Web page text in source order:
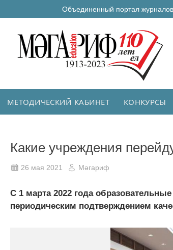
Объединенный портал
МЕТОДИЧЕСКИЙ КАБИНЕТ КОНКУРСЫ
Какие учреждения
26 мая 2021 Мәгариф
С 1 марта 2022 года
периодическим подтверждением